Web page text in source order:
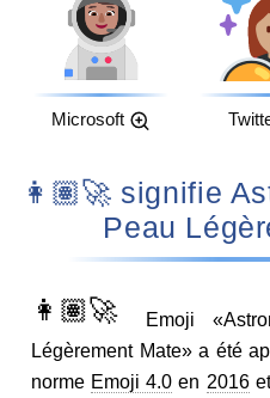
Microsoft
👩🏽‍🚀 signifie Astronaute Femme :
Peau
👩🏽‍🚀
Emoji
Légèrement Mate» a été
norme Emoji 4.0 en 2016et